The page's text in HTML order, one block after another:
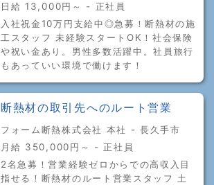
日給 13,000円～ - 正社員
入社祝金10万円支給中◎急募！断熱材の施
工スタッフ 未経験スタートOK！社会保険
や祝い金あり。男性多数活躍中。社員旅行
もあっていい環境で働けます！
断熱材の取引先へのルート営業
フォーム断熱株式会社 本社 - 長久手市
月給 350,000円～ - 正社員
2名急募！営業経験ゼロからでの高収入目
指せる！断熱材のルート営業スタッフ 土